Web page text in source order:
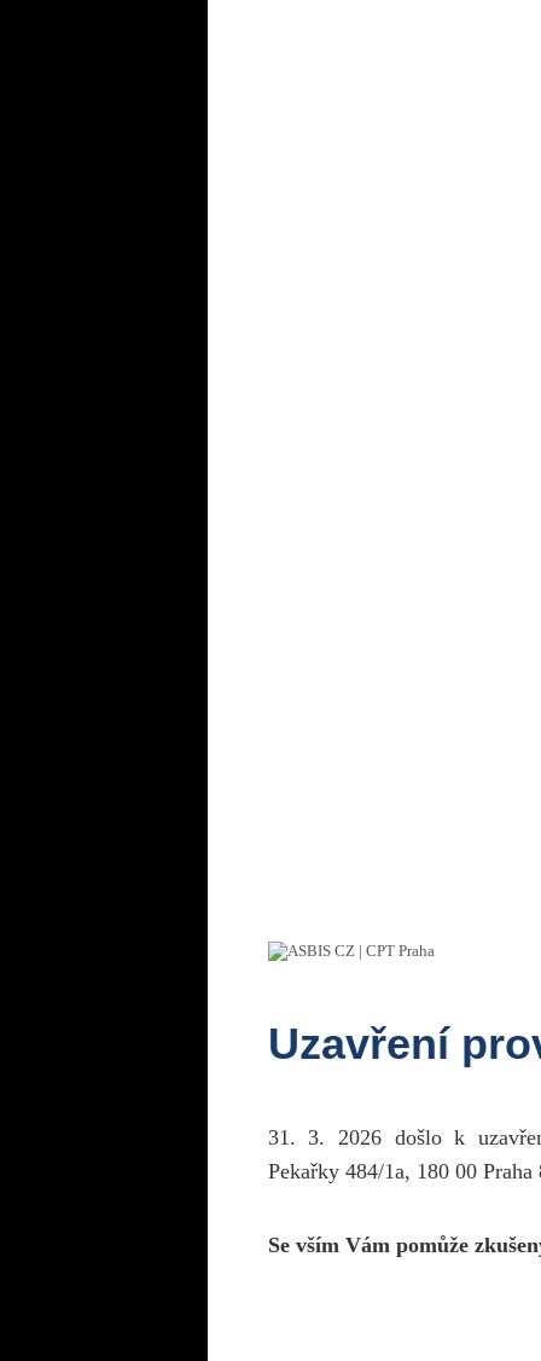
Uzavření
31. 3. 2026 došlo k
Pekařky 484/1a, 180 00 Praha
Se vším Vám pomůže